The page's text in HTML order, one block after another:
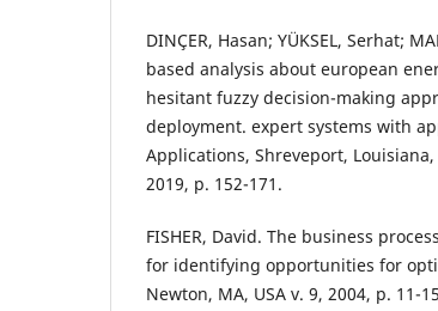
DINÇER, Hasan; YÜKSEL, Serhat;
based analysis about european
hesitant fuzzy decision-making
deployment. expert systems with
Applications, Shreveport,
2019, p. 152-171.
FISHER, David. The business
for identifying opportunities for
Newton, MA, USA v. 9, 2004, p. 11-